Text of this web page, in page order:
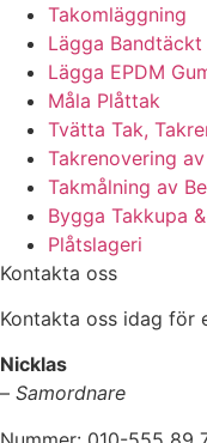
Takomläggning
Lägga
Lägga EPDM
Måla Plåttak
Tvätta Tak,
Takrenovering
Takmålning av
Bygga Takkupa
Plåtslageri
Kontakta oss
Kontakta oss idag för
Nicklas
– Samordnare